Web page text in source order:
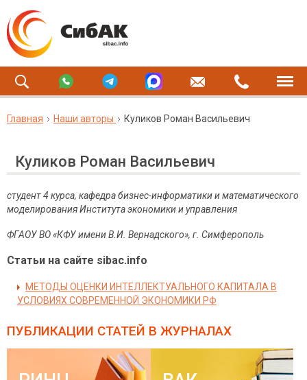
Главная Наши авторы Куликов Роман Васильевич
Куликов Роман Васильевич
студент 4 курса, кафедра бизнес-информатики и математического
моделирования Института экономики и управления
ФГАОУ ВО «КФУ имени В.И. Вернадского», г. Симферополь
Статьи на сайте sibac.info
МЕТОДЫ ОЦЕНКИ ИНТЕЛЛЕКТУАЛЬНОГО КАПИТАЛА В
УСЛОВИЯХ СОВРЕМЕННОЙ ЭКОНОМИКИ РФ
ПУБЛИКАЦИИ СТАТЕЙ В ЖУРНАЛАХ